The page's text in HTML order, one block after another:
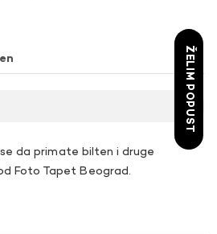
da primate bilten i druge
Foto Tapet Beograd.
ŽELIM POPUST